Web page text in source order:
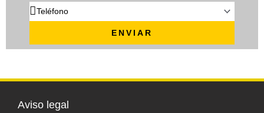
ENVIAR
Aviso legal